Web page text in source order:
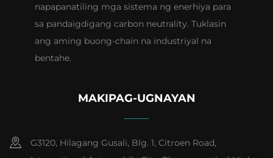
napapanatiling mga sistema ng enerhiya para
sa pandaigdigang carbon neutrality. Tuklasin
ang aming buong-chain na industriyal na
bentahe.
MAKIPAG-UGNAYAN
G3120, Hilagang Gusali, Blg. 1, Citroen Road,